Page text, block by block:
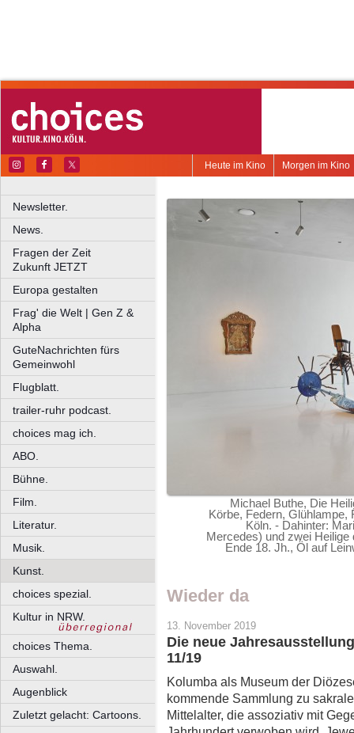
Morgen im Kino
Heute im Kino
Newsletter.
News.
Fragen der Zeit
Zukunft JETZT
Europa gestalten
Frag' die Welt | Gen Z &
Alpha
GuteNachrichten fürs
Gemeinwohl
Flugblatt.
trailer-ruhr podcast.
choices mag ich.
ABO.
Bühne.
Film.
Literatur.
Musik.
Kunst.
choices spezial.
Kultur in NRW.
choices Thema.
Auswahl.
Augenblick
Zuletzt gelacht: Cartoons.
Michael Buthe, Die
Körbe, Federn,
Köln. - Dahinter:
Mercedes) und zwei
Ende 18. Jh., Öl auf
Wieder da
13. November 2019
Die neue
11/19
Kolumba als Museum der
kommende Sammlung zu
Mittelalter, die assoziativ mit